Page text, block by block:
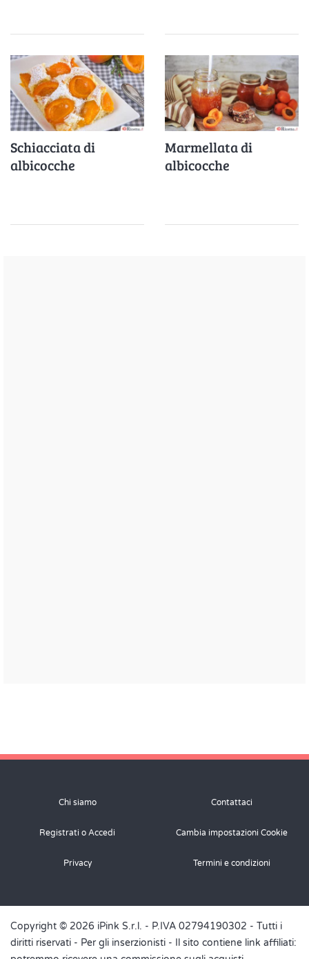
Schiacciata di
albicocche
Marmellata di
albicocche
Chi siamo Contattaci
Registrati o Accedi Cambia impostazioni Cookie
Privacy Termini e condizioni
Copyright © 2026 iPink S.r.l. - P.IVA 02794190302 - Tutti i
diritti riservati - Per gli inserzionisti - Il sito contiene link affiliati: